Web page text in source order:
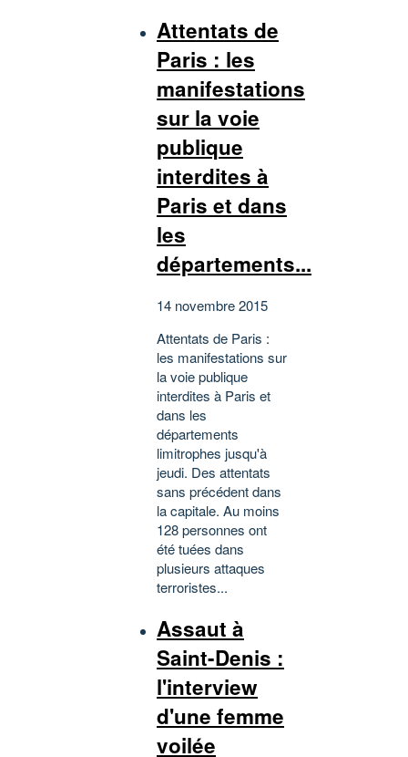
Attentats de
Paris : les
manifestations
sur la voie
publique
interdites à
Paris et dans
les
départements...
14 novembre 2015
Attentats de Paris :
les manifestations sur
la voie publique
interdites à Paris et
dans les
départements
limitrophes jusqu'à
jeudi. Des attentats
sans précédent dans
la capitale. Au moins
128 personnes ont
été tuées dans
plusieurs attaques
terroristes...
Assaut à
Saint-Denis :
l'interview
d'une femme
voilée